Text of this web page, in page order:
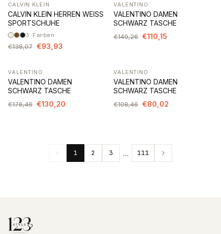
-32%
CALVIN KLEIN
CALVIN KLEIN HERREN WEISS
SPORTSCHUHE
3 Farben
€138,07 €93,93
-26%
VALENTINO
VALENTINO DAMEN
SCHWARZ TASCHE
€149,26 €110,15
-26%
VALENTINO
VALENTINO DAMEN
SCHWARZ TASCHE
€176,46 €130,20
-26%
VALENTINO
VALENTINO DAMEN
SCHWARZ TASCHE
€108,46 €80,02
1 2 3 ... 111